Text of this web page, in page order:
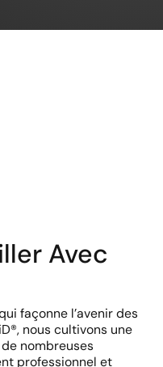
Avec
façonne l’avenir des
nous cultivons une
nombreuses
professionnel et